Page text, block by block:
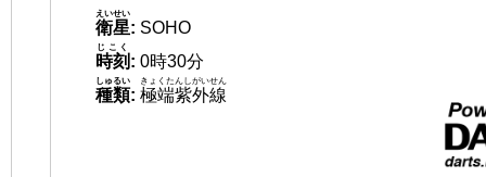
衛星
えいせい
: SOHO
時刻
じこく
: 0時30分
種類
しゅるい
: 極端紫外線
きょくたんしがいせん